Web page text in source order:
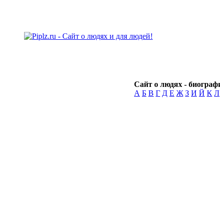
Сайт о людях -
А Б В Г Д Е Ж З И Й К Л